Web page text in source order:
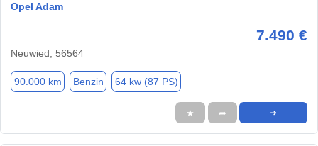
Opel Adam
7.490 €
Neuwied, 56564
90.000 km Benzin 64 kw (87 PS)
★ ➦ ➜